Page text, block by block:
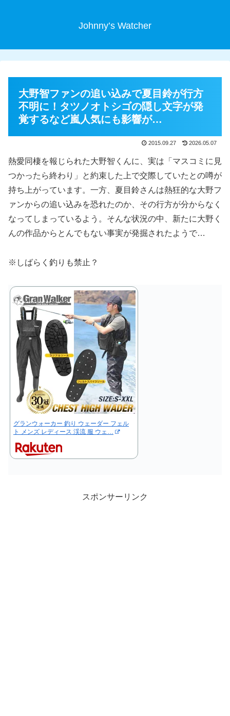
Johnny’s Watcher
大野智ファンの追い込みで夏目鈴が行方
不明に！タツノオトシゴの隠し文字が発
覚するなど嵐人気にも影響が…
2015.09.27 2026.05.07
熱愛同棲を報じられた大野智くんに、実は「マスコミに見
つかったら終わり」と約束した上で交際していたとの噂が
持ち上がっています。一方、夏目鈴さんは熱狂的な大野フ
ァンからの追い込みを恐れたのか、その行方が分からなく
なってしまっているよう。そんな状況の中、新たに大野く
んの作品からとんでもない事実が発掘されたようで…
※しばらく釣りも禁止？
グランウォーカー 釣り ウェーダー フェル
ト メンズ レディース 渓流 服 ウェ…
スポンサーリンク